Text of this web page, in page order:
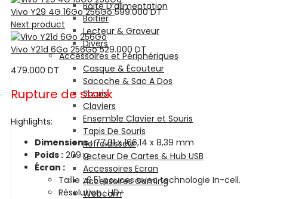
Boite D’alimentation
Boitier
Lecteur & Graveur
Divers
Accessoires et Périphériques
Casque & Écouteur
Sacoche & Sac A Dos
Souris
Claviers
Ensemble Clavier et Souris
Tapis De Souris
Refroidisseur
Lecteur De Cartes & Hub USB
Accessoires Ecran
Accessoires Gaming
Webcam
Vivo Y29 4G 16Go 256Go599.000DT
Next product
Vivo Y21d 6Go 256Go529.000 DT
479.000 DT
Rupture de stock
Highlights:
Dimensions :77,01 x 166,14 x 8,39 mm
Poids : 209 g
Écran :
Taille : 6,51 pouces avec technologie In-cell.
Résolution : HD+